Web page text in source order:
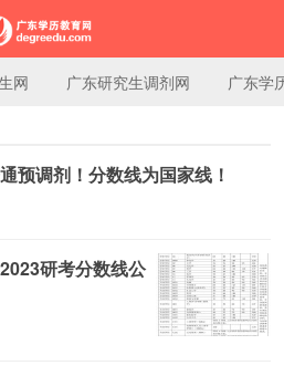
学历教育网
网 广东研究生调剂网 广东学
预调剂！分数线为国家线！
研考分数线公